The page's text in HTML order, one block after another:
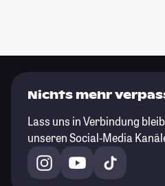
Nichts mehr
Lass uns in Verbindung
unseren Social-Media